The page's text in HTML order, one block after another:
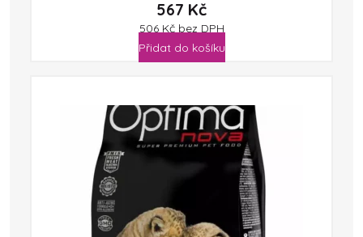
567 Kč
506 Kč bez DPH
Přidat do košíku